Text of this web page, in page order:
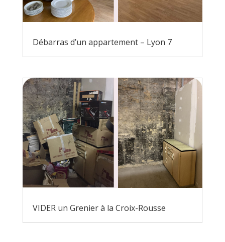
Débarras d’un appartement – Lyon 7
VIDER un Grenier à la Croix-Rousse